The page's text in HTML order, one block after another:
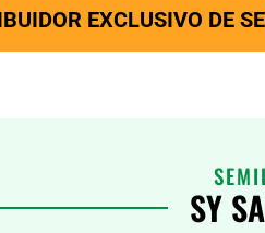
EXCLUSIVO DE
SY